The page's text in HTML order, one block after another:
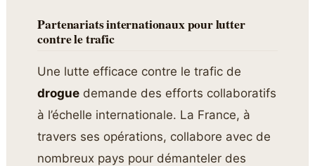
Partenariats internationaux pour lutter
contre le trafic
Une lutte efficace contre le trafic de
drogue demande des efforts collaboratifs
à l’échelle internationale. La France, à
travers ses opérations, collabore avec de
nombreux pays pour démanteler des